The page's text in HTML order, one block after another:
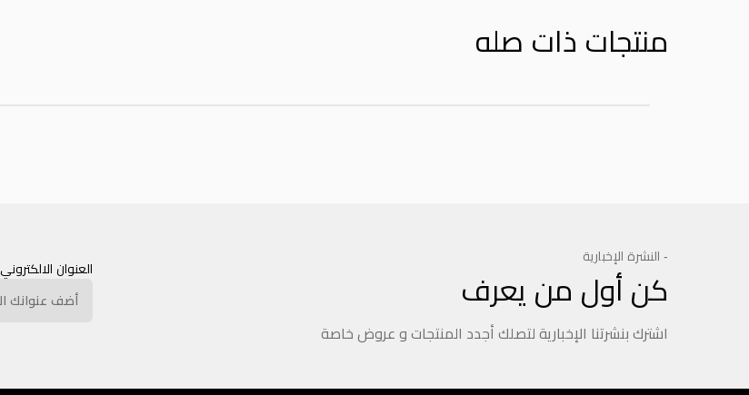
منتجات ذات صله
- النشرة الإخبارية
كن أول من يعرف
اشترك بنشرتنا الإخبارية لتصلك أجدد المنتجات و عروض خاصة
العنوان الالكتروني